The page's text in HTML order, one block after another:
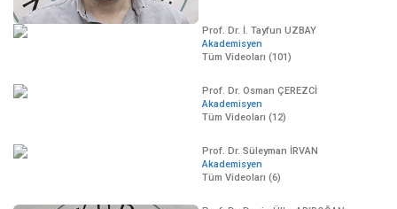
Prof. Dr. İ. Tayfun UZBAY
Akademisyen
Tüm Videoları (101)
Prof. Dr. Osman ÇEREZCİ
Akademisyen
Tüm Videoları (12)
Prof. Dr. Süleyman İRVAN
Akademisyen
Tüm Videoları (6)